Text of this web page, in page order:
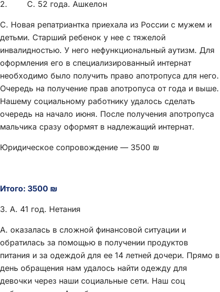
2. С. 52 года. Ашкелон
С. Новая репатриантка приехала из России с мужем и
детьми. Старший ребенок у нее с тяжелой
инвалидностью. У него нефункциональный аутизм. Для
оформления его в специализированный интернат
необходимо было получить право апотропуса для него.
Очередь на получение прав апотропуса от года и выше.
Нашему социальному работнику удалось сделать
очередь на начало июня. После получения апотропуса
мальчика сразу оформят в надлежащий интернат.
Юридическое сопровождение — 3500 ₪
Итого: 3500 ₪
3. А. 41 год. Нетания
А. оказалась в сложной финансовой ситуации и
обратилась за помощью в получении продуктов
питания и за одеждой для ее 14 летней дочери. Прямо в
день обращения нам удалось найти одежду для
девочки через наши социальные сети. Наш соц